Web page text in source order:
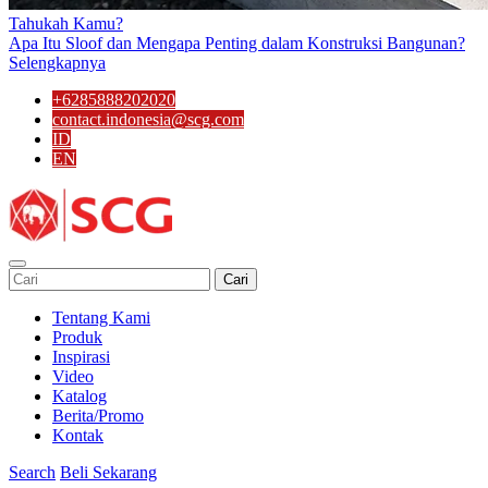
Tahukah Kamu?
Apa Itu Sloof dan Mengapa Penting dalam Konstruksi Bangunan?
Selengkapnya
+6285888202020
contact.indonesia@scg.com
ID
EN
Cari
Tentang Kami
Produk
Inspirasi
Video
Katalog
Berita/Promo
Kontak
Search Beli Sekarang